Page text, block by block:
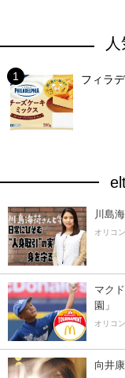
フィラ
川島
オリコ
マク
園」
オリコ
向井